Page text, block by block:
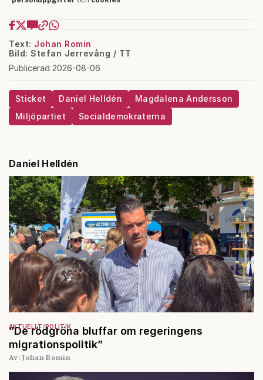
Text: Johan Romin
Bild: Stefan Jerrevång / TT
Publicerad 2026-08-06
Sticket Daniel Helldén
Magdalena Andersson
Miljöpartiet
Socialdemokraterna
Daniel Helldén
”De rödgröna bluffar om regeringens
migrationspolitik”
AKTUELLT POLITIK
Av: Johan Romin